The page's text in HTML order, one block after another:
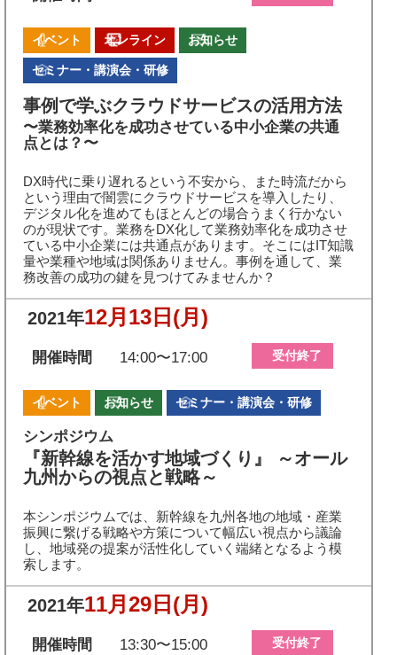
イベント オンライン お知らせ
セミナー・講演会・研修
事例で学ぶクラウドサービスの活用方法
〜業務効率化を成功させている中小企業の共通
点とは？〜
DX時代に乗り遅れるという不安から、また時流だから
という理由で闇雲にクラウドサービスを導入したり、
デジタル化を進めてもほとんどの場合うまく行かない
のが現状です。業務をDX化して業務効率化を成功させ
ている中小企業には共通点があります。そこにはIT知識
量や業種や地域は関係ありません。事例を通して、業
務改善の成功の鍵を見つけてみませんか？
2021年12月13日 (月)
開催時間 14:00〜17:00 受付終了
イベント お知らせ セミナー・講演会・研修
シンポジウム
『新幹線を活かす地域づくり』 ～オール
九州からの視点と戦略～
本シンポジウムでは、新幹線を九州各地の地域・産業
振興に繋げる戦略や方策について幅広い視点から議論
し、地域発の提案が活性化していく端緒となるよう模
索します。
2021年11月29日 (月)
開催時間 13:30〜15:00 受付終了